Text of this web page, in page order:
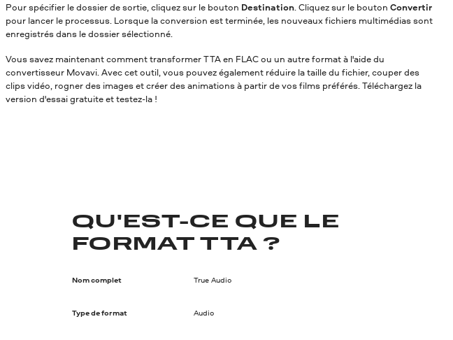
Pour spécifier le dossier de sortie, cliquez sur le bouton Destination. Cliquez sur le bouton Convertir
pour lancer le processus. Lorsque la conversion est terminée, les nouveaux fichiers multimédias sont
enregistrés dans le dossier sélectionné.
Vous savez maintenant comment transformer TTA en FLACou un autre format à l'aide du
convertisseur Movavi. Avec cet outil, vous pouvez également réduire la taille du fichier, couper des
clips vidéo, rogner des images et créer des animations à partir de vos films préférés. Téléchargez la
version d'essai gratuite et testez-la !
QU'EST-CE QUE LE
FORMAT TTA ?
Nom complet True Audio
Type de format Audio